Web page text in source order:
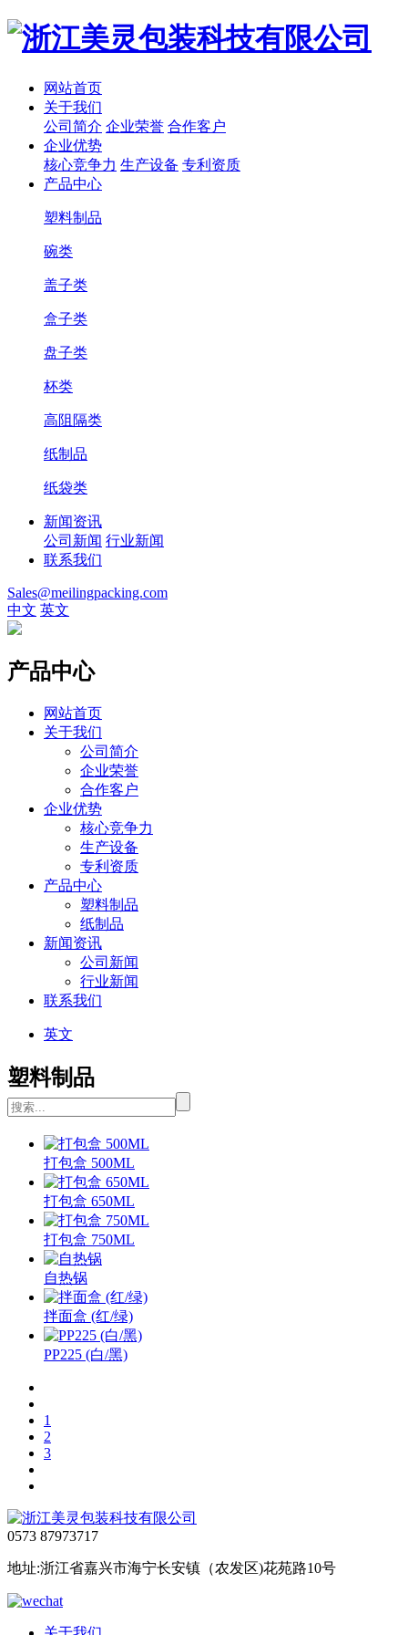
网站首页
关于我们
公司简介 企业荣誉 合作客户
企业优势
核心竞争力 生产设备 专利资质
产品中心
塑料制品
碗类
盖子类
盒子类
盘子类
杯类
高阻隔类
纸制品
纸袋类
新闻资讯
公司新闻 行业新闻
联系我们
Sales@meilingpacking.com
中文 英文
产品中心
网站首页
关于我们
公司简介
企业荣誉
合作客户
企业优势
核心竞争力
生产设备
专利资质
产品中心
塑料制品
纸制品
新闻资讯
公司新闻
行业新闻
联系我们
英文
塑料制品
打包盒 500ML
打包盒 650ML
打包盒 750ML
自热锅
拌面盒 (红/绿)
PP225 (白/黑)
1
2
3
0573 87973717
地址:浙江省嘉兴市海宁长安镇（农发区)花苑路10号